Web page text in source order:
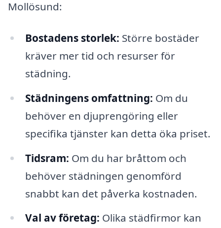
Mollösund:
Bostadens storlek: Större bostäder
kräver mer tid och resurser för
städning.
Städningens omfattning: Om du
behöver en djuprengöring eller
specifika tjänster kan detta öka priset.
Tidsram: Om du har bråttom och
behöver städningen genomförd
snabbt kan det påverka kostnaden.
Val av företag: Olika städfirmor kan